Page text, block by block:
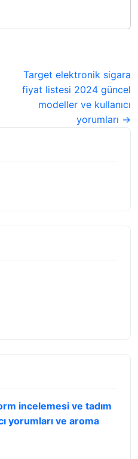
Target elektronik sigara
fiyat listesi 2024 güncel
modeller ve kullanıcı
yorumları →
incelemesi ve tadım
yorumları ve aroma